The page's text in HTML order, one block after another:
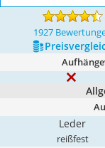
1927
Leder
reißfest